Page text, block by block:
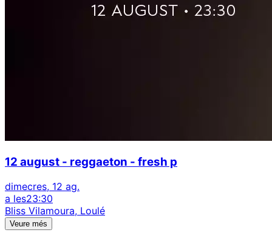
12 august - reggaeton - fresh p
dimecres, 12 ag.
a les23:30
Bliss Vilamoura, Loulé
Veure més